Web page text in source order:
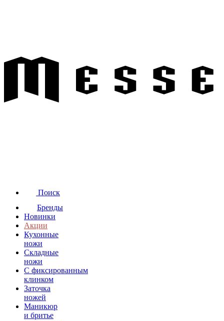
Поиск
Бренды
Новинки
Акции
Кухонные
ножи
Складные
ножи
C фиксированным
клинком
Заточка
ножей
Маникюр
и бритье